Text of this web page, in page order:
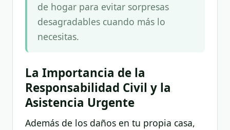
de hogar para evitar sorpresas
desagradables cuando más lo
necesitas.
La Importancia de la
Responsabilidad Civil y la
Asistencia Urgente
Además de los daños en tu propia casa,